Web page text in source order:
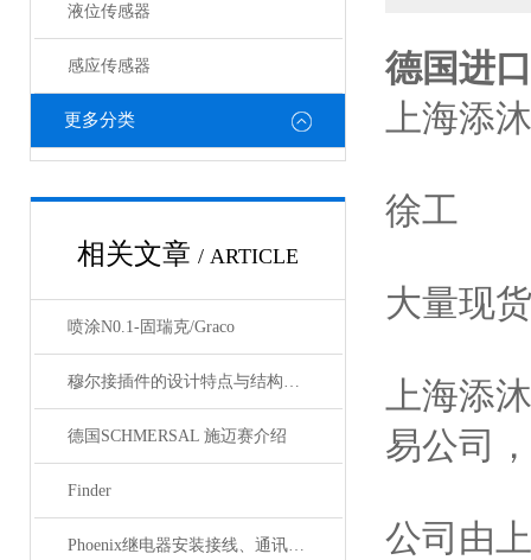
液位传感器
感应传感器
更多分类
相关文章 / ARTICLE
喷涂N0.1-固瑞克/Graco
穆尔接插件的设计特点与结构优化
德国SCHMERSAL 施迈赛介绍
Finder
Phoenix继电器安装接线、通讯集成与故障诊断指南
德国进
上海添
徐工
大量现
上海添
易公司
公司由